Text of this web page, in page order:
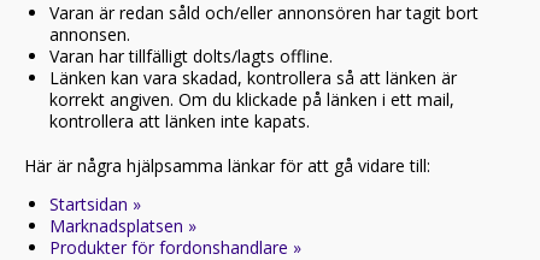
Varan är redan såld och/eller annonsören har tagit bort
annonsen.
Varan har tillfälligt dolts/lagts offline.
Länken kan vara skadad, kontrollera så att länken är
korrekt angiven. Om du klickade på länken i ett mail,
kontrollera att länken inte kapats.
Här är några hjälpsamma länkar för att gå vidare till:
Startsidan »
Marknadsplatsen »
Produkter för fordonshandlare »